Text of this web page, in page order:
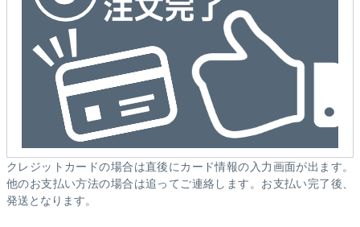
クレジットカードの場合は直後にカード情報の入力画面が出ます。
他のお支払い方法の場合は追ってご連絡します。お支払い完了後、
発送となります。